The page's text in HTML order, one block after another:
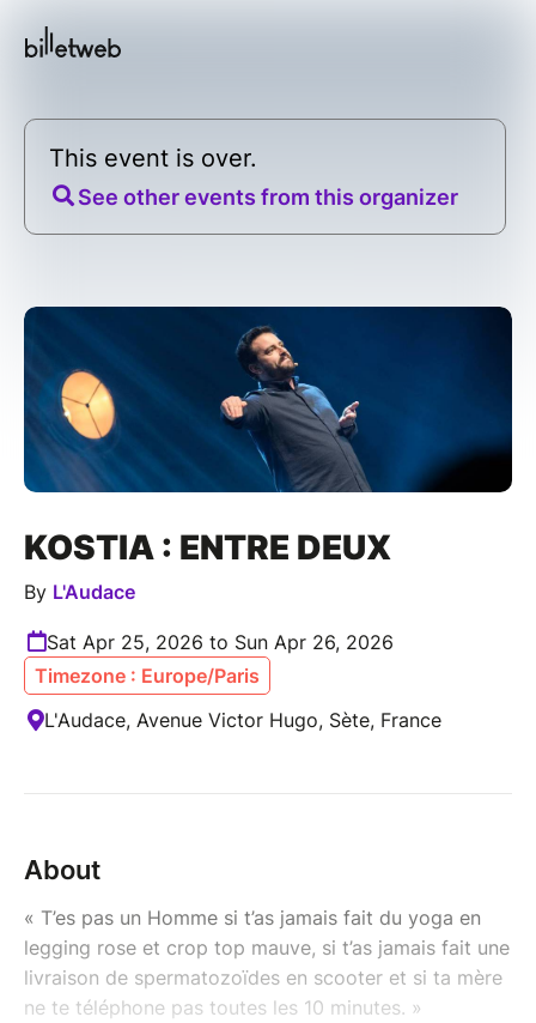
This event is over.
See other events from this organizer
KOSTIA : ENTRE DEUX
By L'Audace
Sat Apr 25, 2026 to Sun Apr 26, 2026
Timezone : Europe/Paris
L'Audace, Avenue Victor Hugo, Sète, France
About
« T’es pas un Homme si t’as jamais fait du yoga en
legging rose et crop top mauve, si t’as jamais fait une
livraison de spermatozoïdes en scooter et si ta mère
ne te téléphone pas toutes les 10 minutes. »